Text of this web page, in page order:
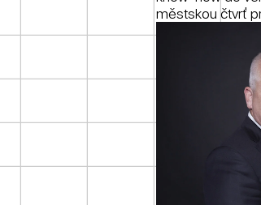
městskou čtvrť